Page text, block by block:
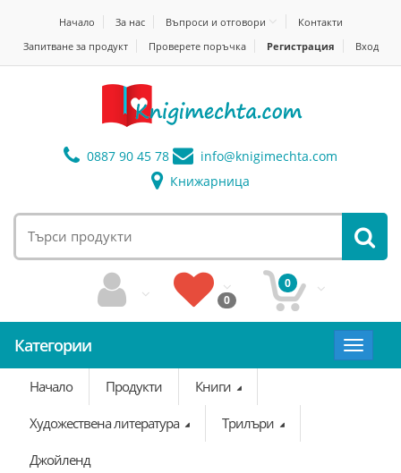
Начало За нас Въпроси и отговори
Контакти
Запитване за продукт
Проверете поръчка Регистрация Вход
0887 90 45 78 info@knigimechta.com
Книжарница
0
0
Категории
Toggle
Начало
Продукти Книги
Художествена литература Трилъри
Джойленд